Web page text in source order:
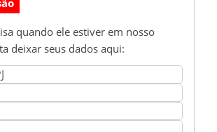
quando ele estiver em nosso
deixar seus dados aqui: